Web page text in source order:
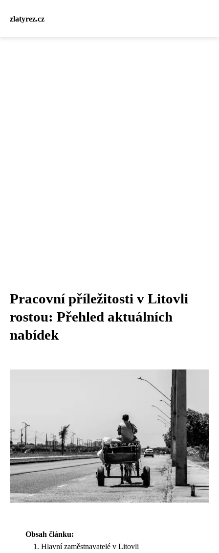
zlatyrez.cz
Pracovní příležitosti v Litovli
rostou: Přehled aktuálních
nabídek
Obsah článku:
Hlavní zaměstnavatelé v Litovli